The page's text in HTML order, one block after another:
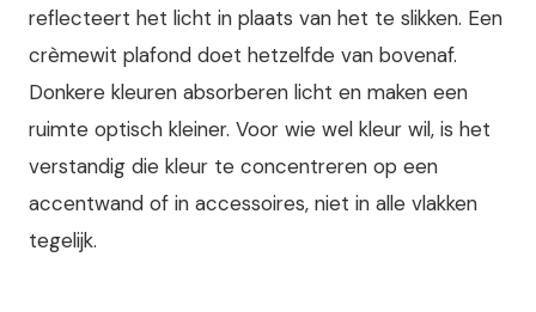
reflecteert het licht in plaats van het te slikken. Een
crèmewit plafond doet hetzelfde van bovenaf.
Donkere kleuren absorberen licht en maken een
ruimte optisch kleiner. Voor wie wel kleur wil, is het
verstandig die kleur te concentreren op een
accentwand of in accessoires, niet in alle vlakken
tegelijk.